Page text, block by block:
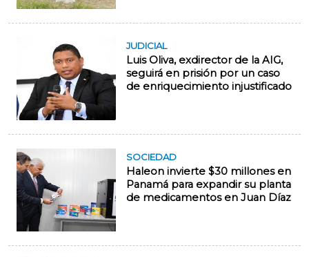
JUDICIAL
Luis Oliva, exdirector de la AIG,
seguirá en prisión por un caso
de enriquecimiento injustificado
SOCIEDAD
Haleon invierte $30 millones en
Panamá para expandir su planta
de medicamentos en Juan Díaz